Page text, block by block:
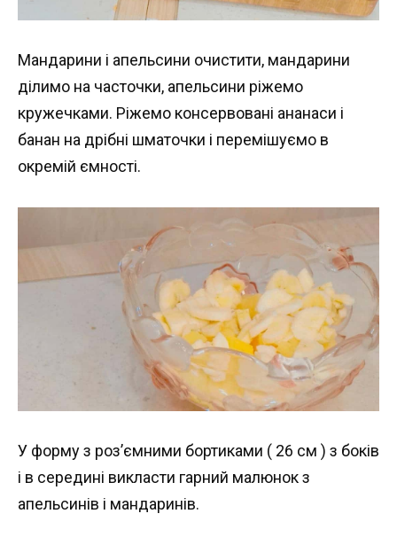
Мандарини і апельсини очистити, мандарини
ділимо на часточки, апельсини ріжемо
кружечками. Ріжемо консервовані ананаси і
банан на дрібні шматочки і перемішуємо в
окремій ємності.
У форму з роз’ємними бортиками ( 26 см ) з боків
і в середині викласти гарний малюнок з
апельсинів і мандаринів.